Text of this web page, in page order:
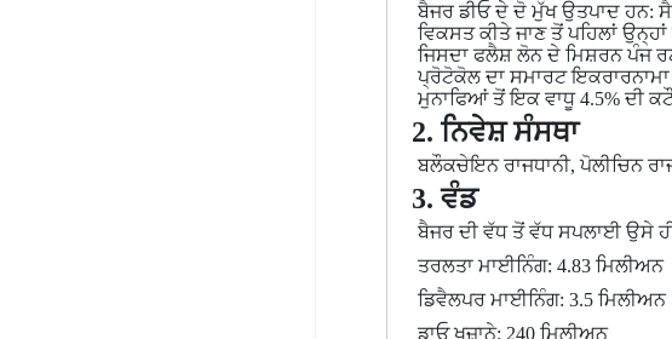
ਬੈਜਰ ਡੀਓ ਦੇ ਦੋ ਮੁੱਖ ਉਤਪਾਦ ਹਨ:
ਵਿਕਸਤ ਕੀਤੇ ਜਾਣ ਤੋਂ ਪਹਿਲਾਂ
ਜਿਸਦਾ ਫਲੈਸ਼ ਲੋਨ ਦੇ ਮਿਸ਼ਰਨ ਪੰਜ
ਪ੍ਰੋਟੋਕੋਲ ਦਾ ਸਮਾਰਟ
ਮੁਨਾਫਿਆਂ ਤੋਂ ਇਕ ਵਾਧੂ 4.5% ਦੀ
2. ਨਿਵੇਸ਼ ਸੰਸਥਾ
ਬਲੌਕਚੇਇਨ ਰਾਜਧਾਨੀ, ਪੋਲੀਚਿਨ
3. ਵੰਡ
ਬੈਜਰ ਦੀ ਵੱਧ ਤੋਂ ਵੱਧ ਸਪਲਾਈ ਉਸੇ
ਤਰਲਤਾ ਮਾਈਨਿੰਗ: 4.83 ਮਿਲੀਅਨ
ਡਿਵੈਲਪਰ ਮਾਈਨਿੰਗ: 3.5 ਮਿਲੀਅਨ
ਡਾਓ ਖਜ਼ਾਨੇ: 240 ਮਿਲੀਅਨ